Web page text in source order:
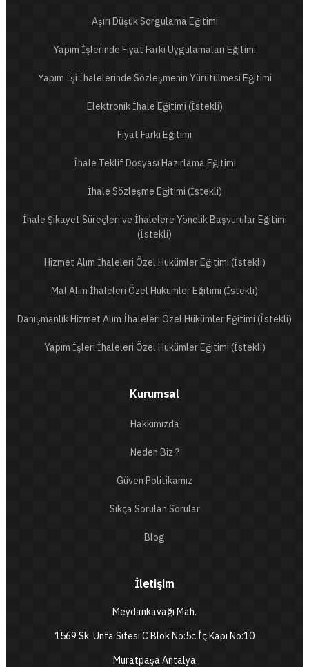
Aşırı Düşük Sorgulama Eğitimi
Yapım İşlerinde Fiyat Farkı Uygulamaları Eğitimi
Yapım İşi İhalelerinde Sözleşmenin Yürütülmesi Eğitimi
Elektronik İhale Eğitimi (İstekli)
Fiyat Farkı Eğitimi
İhale Teklif Dosyası Hazırlama Eğitimi
İhale Sözleşme Eğitimi (İstekli)
İhale Şikayet Süreçleri ve İhalelere Yönelik Başvurular Eğitimi
(İstekli)
Hizmet Alım İhaleleri Özel Hükümler Eğitimi (İstekli)
Mal Alım İhaleleri Özel Hükümler Eğitimi (İstekli)
Danışmanlık Hizmet Alım İhaleleri Özel Hükümler Eğitimi (İstekli)
Yapım İşleri İhaleleri Özel Hükümler Eğitimi (İstekli)
Kurumsal
Hakkımızda
Neden Biz ?
Güven Politikamız
Sıkça Sorulan Sorular
Blog
İletişim
Meydankavağı Mah.
1569 Sk. Ünfa Sitesi C Blok No:5c İç Kapı No:10
Muratpaşa Antalya